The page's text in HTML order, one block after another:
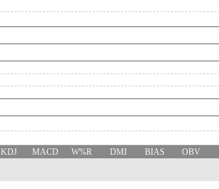
KDJ MACD W%R DMI BIAS OBV